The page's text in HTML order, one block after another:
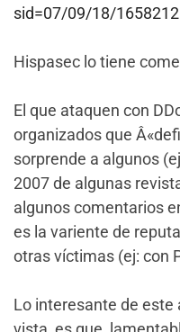
sid=07/09/18/1658212
Hispasec lo tiene
El que ataquen con
organizados que
sorprende a algunos
2007 de algunas
algunos comentarios
es la variente de
otras víctimas (ej: con
Lo interesante de este